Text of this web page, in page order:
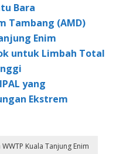
Bara
Tambang (AMD)
Enim
untuk Limbah Total
yang
Ekstrem
WWTP Kuala Tanjung Enim